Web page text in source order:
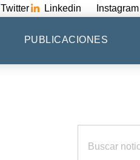
Twitter Linkedin Instagram
PUBLICACIONES